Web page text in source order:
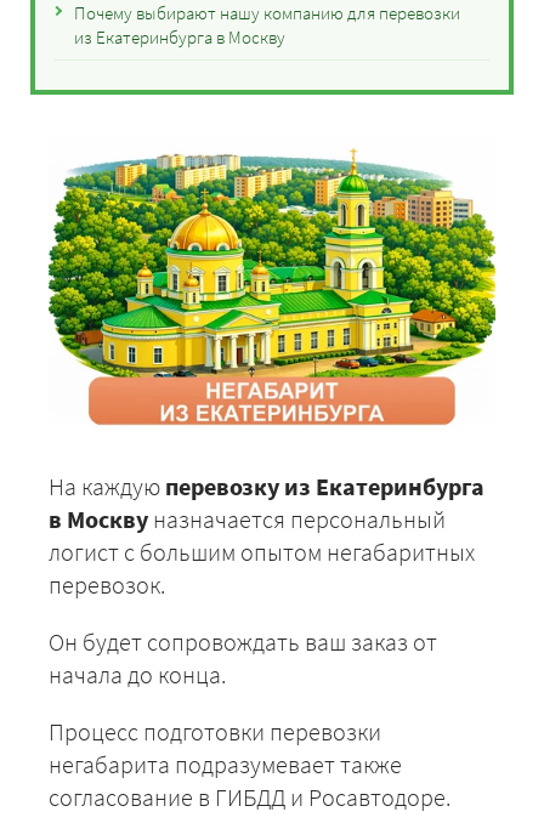
Почему выбирают нашу компанию для перевозки
из Екатеринбурга в Москву
На каждую перевозку из Екатеринбурга
в Москву назначается персональный
логист с большим опытом негабаритных
перевозок.
Он будет сопровождать ваш заказ от
начала до конца.
Процесс подготовки перевозки
негабарита подразумевает также
согласование в ГИБДД и Росавтодоре.